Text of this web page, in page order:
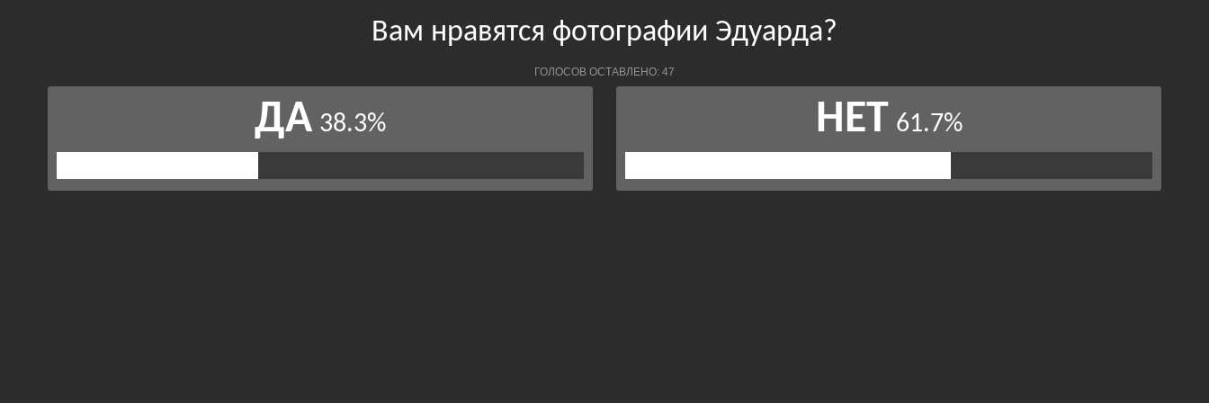
Вам нравятся фотографии Эдуарда?
ГОЛОСОВ ОСТАВЛЕНО: 47
ДА 38.3% НЕТ 61.7%